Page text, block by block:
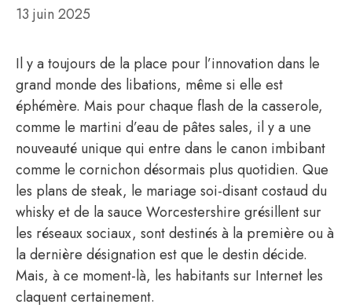
13 juin 2025
Il y a toujours de la place pour l’innovation dans le
grand monde des libations, même si elle est
éphémère. Mais pour chaque flash de la casserole,
comme le martini d’eau de pâtes sales, il y a une
nouveauté unique qui entre dans le canon imbibant
comme le cornichon désormais plus quotidien. Que
les plans de steak, le mariage soi-disant costaud du
whisky et de la sauce Worcestershire grésillent sur
les réseaux sociaux, sont destinés à la première ou à
la dernière désignation est que le destin décide.
Mais, à ce moment-là, les habitants sur Internet les
claquent certainement.